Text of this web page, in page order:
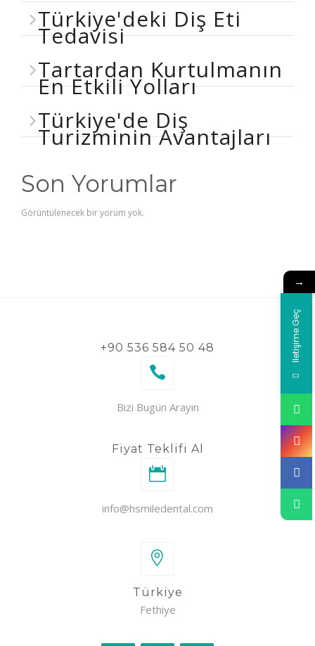
Türkiye'deki Diş Eti
Tedavisi
Tartardan Kurtulmanın
En Etkili Yolları
Türkiye'de Diş
Turizminin Avantajları
Son Yorumlar
Görüntülenecek bir yorum yok.
+90 536 584 50 48
Bizi Bugün Arayın
Fiyat Teklifi Al
info@hsmiledental.com
Türkiye
Fethiye
→
İletişime Geç